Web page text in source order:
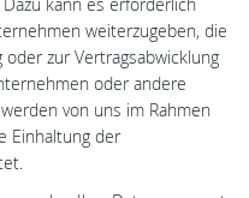
kann es erforderlich
weiterzugeben, die
zur Vertragsabwicklung
oder andere
von uns im Rahmen
Einhaltung der